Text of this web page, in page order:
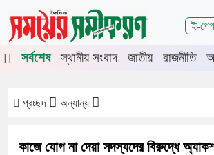
ই-
শিরোনাম
মেহেরপুরে জামায়াতের গণমিছিল
সর্বশেষ
স্থানীয় সংবাদ জাতীয় রাজনীতি
প্রচ্ছদ অন্যান্য
কাজে যোগ না দেয়া সদস্যদের বিরুদ্ধে